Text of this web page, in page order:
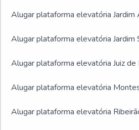
Alugar plataforma elevatória Jardim
Alugar plataforma elevatória Jardim
Alugar plataforma elevatória Juiz de
Alugar plataforma elevatória
Alugar plataforma elevatória